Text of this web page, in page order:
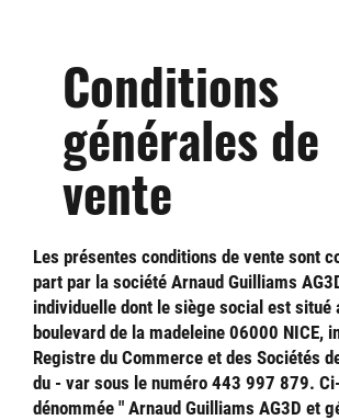
Conditions
générales de
vente
Les présentes conditions de vente sont
part par la société Arnaud Guilliams
individuelle dont le siège social est situé
boulevard de la madeleine 06000 NICE,
Registre du Commerce et des Sociétés
du - var sous le numéro 443 997 879.
dénommée " Arnaud Guilliams AG3D et